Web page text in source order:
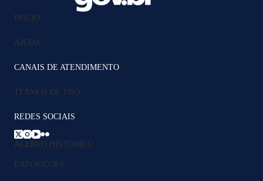
INÍCIO
AJUDA
CANAIS DE ATENDIMENTO
TERMOS DE USO
REDES SOCIAIS
ACERVO HISTÓRICO
EXPOSIÇÕES